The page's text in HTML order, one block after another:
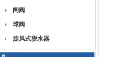
闸阀
球阀
旋风式脱水器